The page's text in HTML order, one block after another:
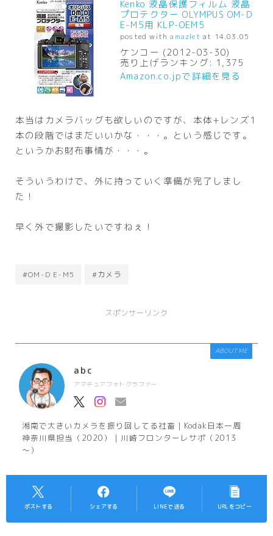
Kenko 液晶保護フィルム 液晶
プロテクター OLYMPUS OM-D
E-M5用 KLP-OEM5
posted withamazlet at 14.03.05
ケンコー (2012-03-30)
売り上げランキング: 1,375
Amazon.co.jpで詳細を見る
本当はカメラバッグも欲しいのですが、本体+レンズ1
本の段階ではまだいいかな・・・。という感じです。
というかお財布事情が・・・。
そういうわけで、外に持っていく準備が完了しまし
た！
早く外で撮影したいですねぇ！
#OM-D E-M5 #カメラ
スポンサーリンク
ABOUT ME
abc
アマチュアフォトグラファー
湘南で大きいカメラを振り回してる社畜｜Kodak日本一周
神奈川県担当（2020）｜川崎フロンターレサポ（2013
～）
ポストする シェアする LINEで送る URLをコピー